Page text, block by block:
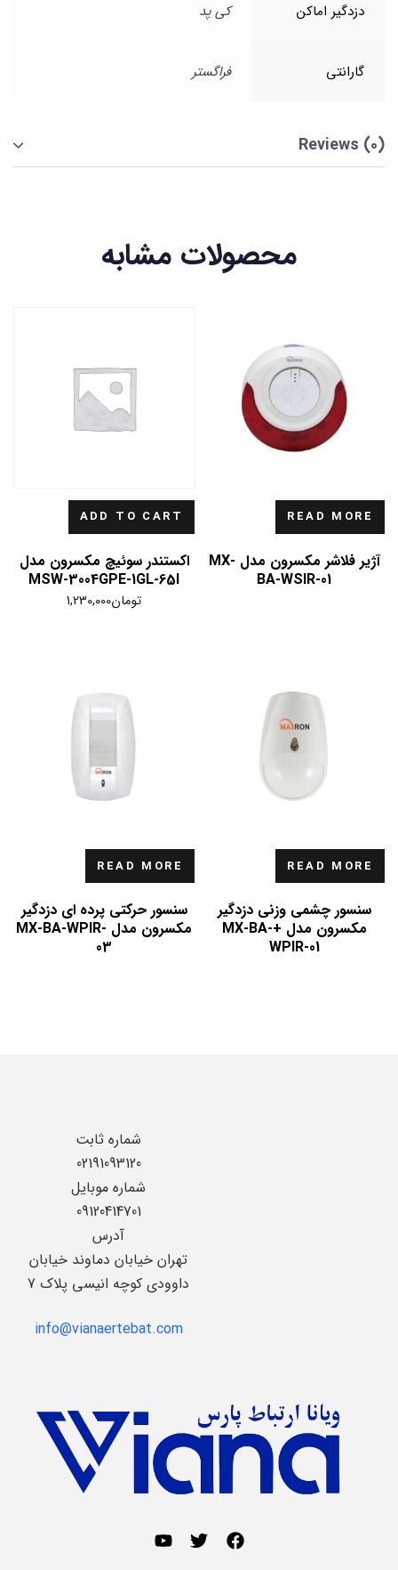
دزدگیر اماکن کی پد
گارانتی فراگستر
Reviews (0)
محصولات مشابه
READ MORE
آژیر فلاشر مکسرون مدل MX-
BA-WSIR-01
ADD TO CART
اکستندر سوئیچ مکسرون مدل
MSW-3004GPE-1GL-65I
تومان1,230,000
READ MORE
سنسور چشمی وزنی دزدگیر
مکسرون مدل +MX-BA-
WPIR-01
READ MORE
سنسور حرکتی پرده ای دزدگیر
مکسرون مدل MX-BA-WPIR-
03
شماره ثابت
02191093120
شماره موبایل
09120414701
آدرس
تهران خیابان دماوند خیابان
داوودی کوچه انیسی پلاک 7
info@vianaertebat.com